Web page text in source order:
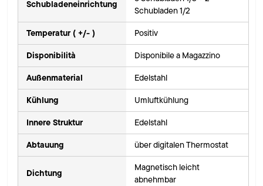
Schubladeneinrichtung
Schubladen 1/2
Temperatur ( +/- ) Positiv
Disponibilità Disponibile a Magazzino
Außenmaterial Edelstahl
Kühlung Umluftkühlung
Innere Struktur Edelstahl
Abtauung über digitalen Thermostat
Dichtung
Magnetisch leicht
abnehmbar